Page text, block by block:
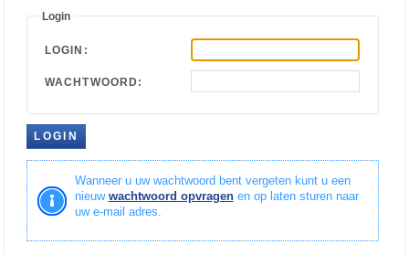
Login
LOGIN:
WACHTWOORD:
LOGIN
Wanneer u uw wachtwoord bent vergeten kunt u een
nieuw wachtwoord opvragenen op laten sturen naar
uw e-mail adres.